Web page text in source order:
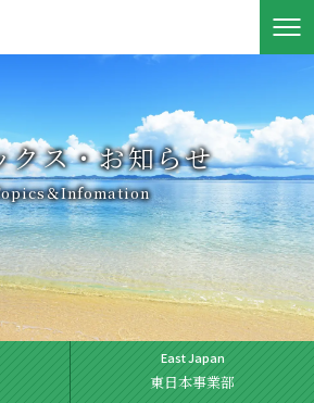
クス・お知らせ
＆Infomation
East Japan
東日本事業部